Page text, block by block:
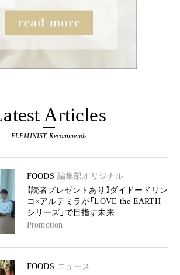
Articles
ELEMINIST Recommends
FOODS 編集部オリジナル
【読者プレゼントあり】ダイドードリン
コ×アルテミラが「LOVE the EARTH
シリーズ」で目指す未来
Promotion
FOODS ニュース